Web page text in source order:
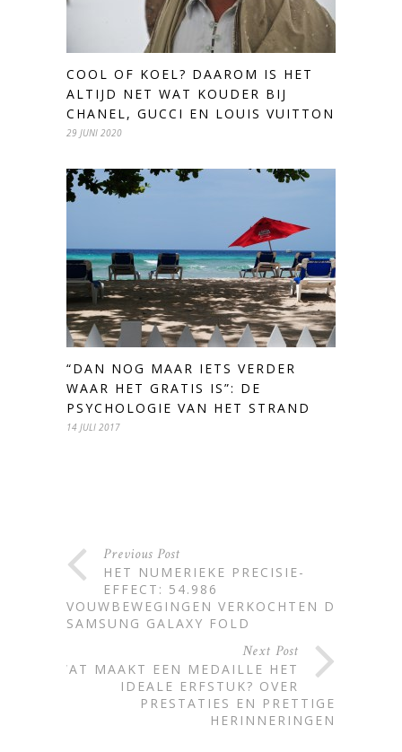
COOL OF KOEL? DAAROM IS HET
ALTIJD NET WAT KOUDER BIJ
CHANEL, GUCCI EN LOUIS VUITTON
29 JUNI 2020
“DAN NOG MAAR IETS VERDER
WAAR HET GRATIS IS”: DE
PSYCHOLOGIE VAN HET STRAND
14 JULI 2017
Previous Post
HET NUMERIEKE PRECISIE-
EFFECT: 54.986
VOUWBEWEGINGEN VERKOCHTEN DE
SAMSUNG GALAXY FOLD
Next Post
WAT MAAKT EEN MEDAILLE HET
IDEALE ERFSTUK? OVER
PRESTATIES EN PRETTIGE
HERINNERINGEN